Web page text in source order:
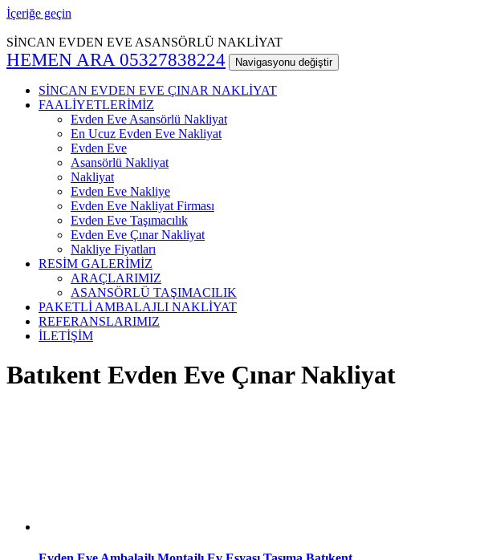
İçeriğe geçin
SİNCAN EVDEN EVE ASANSÖRLÜ NAKLİYAT
HEMEN ARA 05327838224 Navigasyonu değiştir
SİNCAN EVDEN EVE ÇINAR NAKLİYAT
FAALİYETLERİMİZ
Evden Eve Asansörlü Nakliyat
En Ucuz Evden Eve Nakliyat
Evden Eve
Asansörlü Nakliyat
Nakliyat
Evden Eve Nakliye
Evden Eve Nakliyat Firması
Evden Eve Taşımacılık
Evden Eve Çınar Nakliyat
Nakliye Fiyatları
RESİM GALERİMİZ
ARAÇLARIMIZ
ASANSÖRLÜ TAŞIMACILIK
PAKETLİ AMBALAJLI NAKLİYAT
REFERANSLARIMIZ
İLETİŞİM
Batıkent Evden Eve Çınar Nakliyat